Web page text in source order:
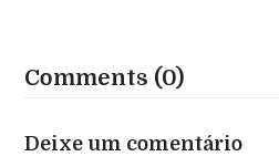
Comments (0)
Deixe um comentário